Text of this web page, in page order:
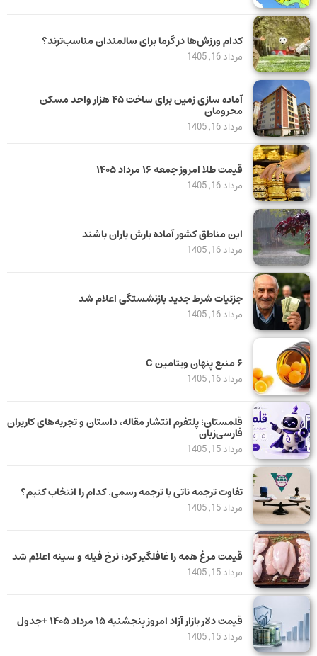
کدام ورزش‌ها در گرما برای سالمندان مناسب‌ترند؟
مرداد 16, 1405
آماده سازی زمین برای ساخت ۴۵ هزار واحد مسکن
محرومان
مرداد 16, 1405
قیمت طلا امروز جمعه ۱۶ مرداد ۱۴۰۵
مرداد 16, 1405
این مناطق کشور آماده بارش باران باشند
مرداد 16, 1405
جزئیات شرط جدید بازنشستگی اعلام شد
مرداد 16, 1405
۶ منبع پنهان ویتامین C
مرداد 16, 1405
قلمستان؛ پلتفرم انتشار مقاله، داستان و تجربه‌های کاربران
فارسی‌زبان
مرداد 15, 1405
تفاوت ترجمه ناتی با ترجمه رسمی. کدام را انتخاب کنیم؟
مرداد 15, 1405
قیمت مرغ همه را غافلگیر کرد؛ نرخ فیله و سینه اعلام شد
مرداد 15, 1405
قیمت دلار بازار آزاد امروز پنجشنبه ۱۵ مرداد ۱۴۰۵ +جدول
مرداد 15, 1405